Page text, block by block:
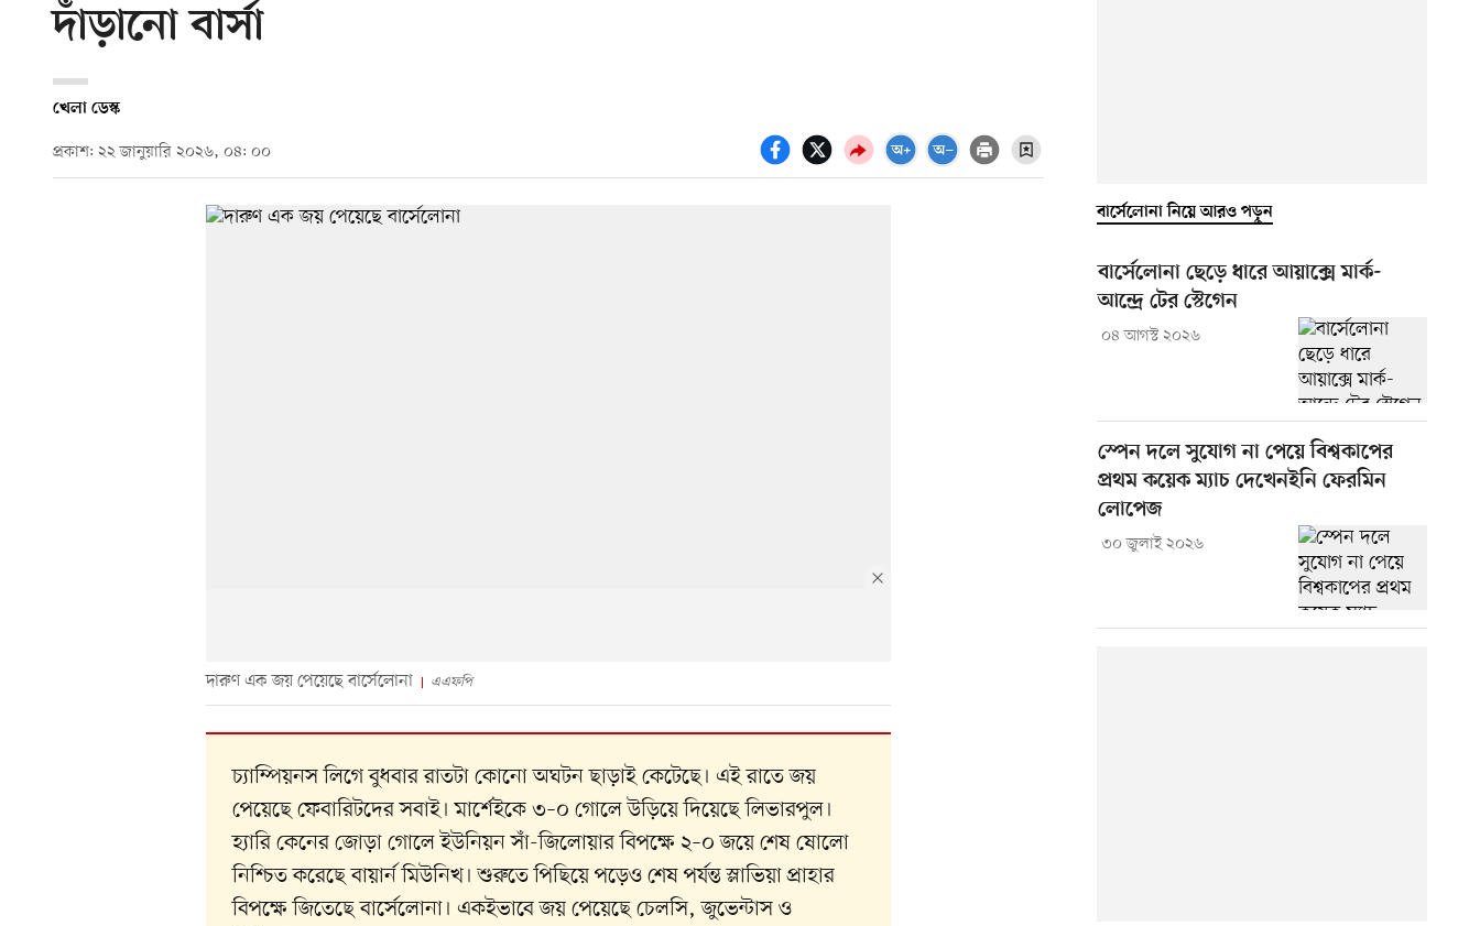
দাঁড়ানো বার্সা
খেলা ডেস্ক
প্রকাশ: ২২ জানুয়ারি ২০২৬, ০৪: ০০
দারুণ এক জয় পেয়েছে বার্সেলোনা এএফপি
চ্যাম্পিয়নস লিগে বুধবার রাতটা কোনো অঘটন ছাড়াই কেটেছে। এই রাতে জয়
পেয়েছে ফেবারিটদের সবাই। মার্শেইকে ৩–০ গোলে উড়িয়ে দিয়েছে লিভারপুল।
হ্যারি কেনের জোড়া গোলে ইউনিয়ন সাঁ-জিলোয়ার বিপক্ষে ২–০ জয়ে শেষ ষোলো
নিশ্চিত করেছে বায়ার্ন মিউনিখ। শুরুতে পিছিয়ে পড়েও শেষ পর্যন্ত স্লাভিয়া প্রাহার
বিপক্ষে জিতেছে বার্সেলোনা। একইভাবে জয় পেয়েছে চেলসি, জুভেন্টাস ও
বার্সেলোনা নিয়ে আরও পড়ুন
বার্সেলোনা ছেড়ে ধারে আয়াক্সে মার্ক-
আন্দ্রে টের স্টেগেন
০৪ আগস্ট ২০২৬
স্পেন দলে সুযোগ না পেয়ে বিশ্বকাপের
প্রথম কয়েক ম্যাচ দেখেনইনি ফেরমিন
লোপেজ
৩০ জুলাই ২০২৬